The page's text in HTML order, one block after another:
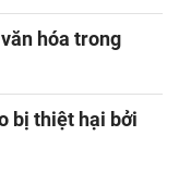
hóa trong
bị thiệt hại bởi